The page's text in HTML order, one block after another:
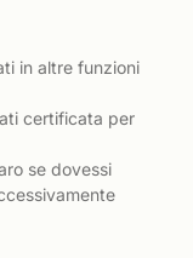
in altre funzioni
certificata per
se dovessi